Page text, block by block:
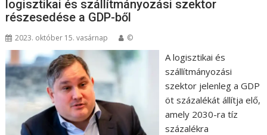
logisztikai és szállítmányozási szektor
részesedése a GDP-ből
2023. október 15. vasárnap ©
A logisztikai és
szállítmányozási
szektor jelenleg a GDP
öt százalékát állítja elő,
amely 2030-ra tíz
százalékra